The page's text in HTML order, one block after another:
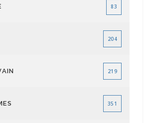
83
204
219
351